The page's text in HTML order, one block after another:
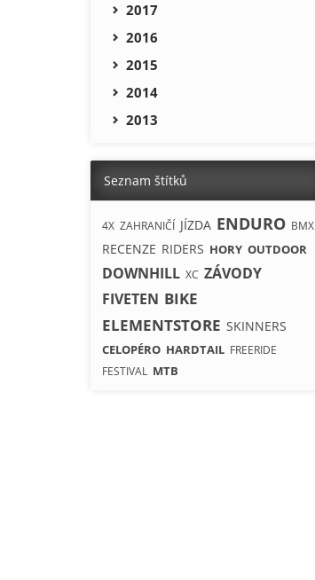
2017
2016
2015
2014
2013
Seznam štítků
4X ZAHRANIČÍ JÍZDA ENDURO BMX
RECENZE RIDERS HORY OUTDOOR
DOWNHILL XC ZÁVODY
FIVETEN BIKE
ELEMENTSTORE SKINNERS
CELOPÉRO HARDTAIL FREERIDE
FESTIVAL MTB